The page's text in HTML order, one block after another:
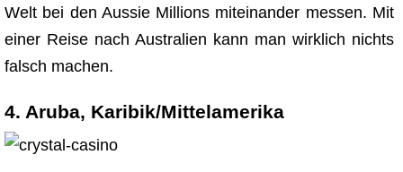
Welt bei den Aussie Millions miteinander messen. Mit
einer Reise nach Australien kann man wirklich nichts
falsch machen.
4. Aruba, Karibik/Mittelamerika